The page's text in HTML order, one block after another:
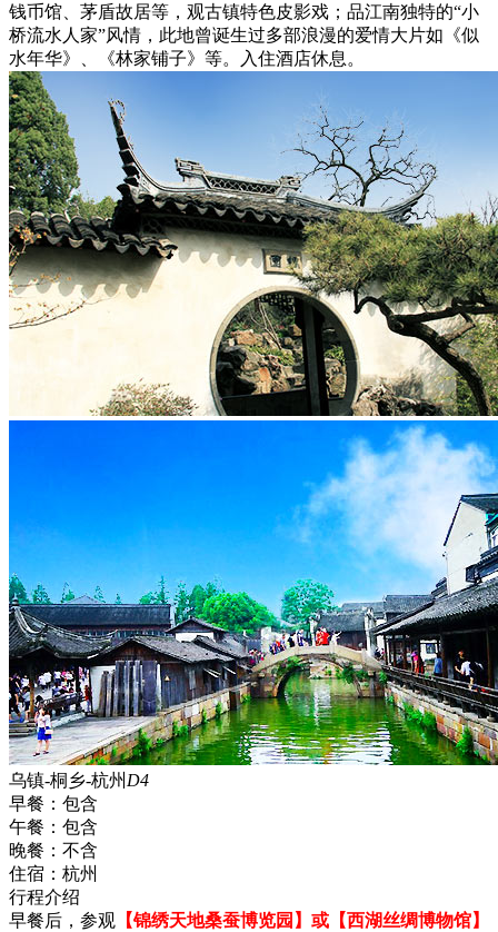
钱币馆、茅盾故居等，观古镇特色皮影戏；品江南独特的“小
桥流水人家”风情，此地曾诞生过多部浪漫的爱情大片如《似
水年华》、《林家铺子》等。入住酒店休息。
乌镇-桐乡-杭州 D4
早餐： 包含
午餐： 包含
晚餐： 不含
住宿： 杭州
行程介绍
早餐后，参观 【锦绣天地桑蚕博览园】或【西湖丝绸博物馆】